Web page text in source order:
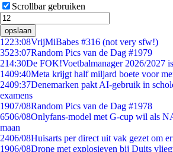
Scrollbar gebruiken
opslaan
1223:08VrijMiBabes #316 (not very sfw!)
3523:07Random Pics van de Dag #1979
214:30De FOK!Voetbalmanager 2026/2027
1409:40Meta krijgt half miljard boete voor
2409:37Denemarken pakt AI-gebruik in
examens
1907/08Random Pics van de Dag #1978
6506/08Onlyfans-model met G-cup wil als
maan
2406/08Huisarts per direct uit vak gezet om
1906/08Drone met explosieven bij Duits